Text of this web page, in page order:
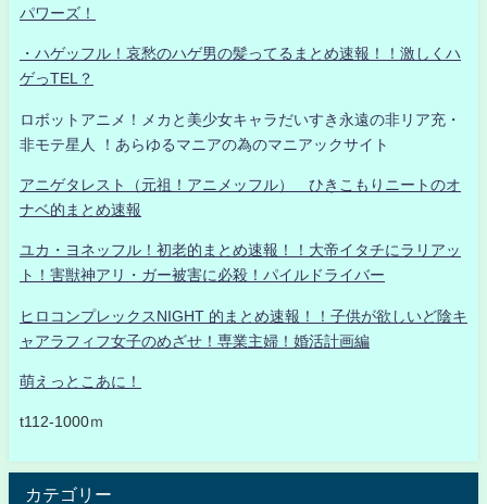
パワーズ！
・ハゲッフル！哀愁のハゲ男の髪ってるまとめ速報！！激しくハ
ゲっTEL？
ロボットアニメ！メカと美少女キャラだいすき永遠の非リア充・
非モテ星人 ！あらゆるマニアの為のマニアックサイト
アニゲタレスト（元祖！アニメッフル） ひきこもりニートのオ
ナベ的まとめ速報
ユカ・ヨネッフル！初老的まとめ速報！！大帝イタチにラリアッ
ト！害獣神アリ・ガー被害に必殺！パイルドライバー
ヒロコンプレックスNIGHT 的まとめ速報！！子供が欲しいど陰キ
ャアラフィフ女子のめざせ！専業主婦！婚活計画編
萌えっとこあに！
t112-1000ｍ
カテゴリー